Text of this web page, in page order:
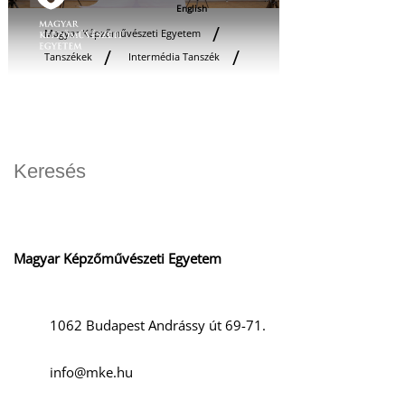
Magyar Képzőművészeti Egyetem
1062 Budapest Andrássy út 69-71.
info@mke.hu